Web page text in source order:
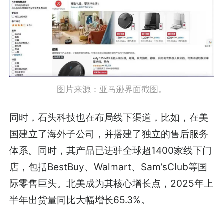
图片来源：亚马逊界面截图。
同时，石头科技也在布局线下渠道，比如，在美
国建立了海外子公司，并搭建了独立的售后服务
体系。同时，其产品已进驻全球超1400家线下门
店，包括BestBuy、Walmart、Sam’sClub等国
际零售巨头。北美成为其核心增长点，2025年上
半年出货量同比大幅增长65.3%。